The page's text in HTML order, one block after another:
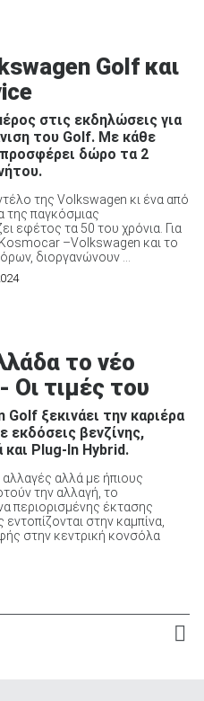
Golf και
στις εκδηλώσεις για
του Golf. Με κάθε
δώρο τα 2
της Volkswagen κι ένα από
της παγκόσμιας
εφέτος τα 50 του χρόνια. Για
–Volkswagen και το
διοργανώνουν ...
το νέο
Οι τιμές του
ξεκινάει την καριέρα
εκδόσεις βενζίνης,
και Plug-In Hybrid.
αλλά με ήπιους
την αλλαγή, το
περιορισμένης έκτασης
στην καμπίνα,
στην κεντρική κονσόλα